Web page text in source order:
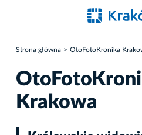
Strona główna OtoFotoKronika
Krakowa